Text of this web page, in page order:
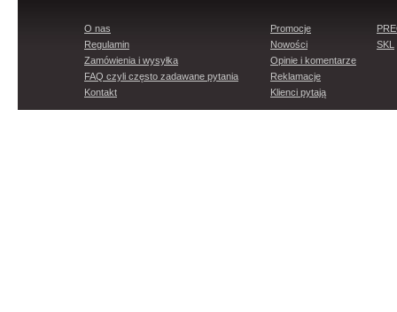
O nas
Regulamin
Zamówienia i wysyłka
FAQ czyli często zadawane pytania
Kontakt
Promocje
Nowości
Opinie i komentarze
Reklamacje
Klienci pytają
SKL